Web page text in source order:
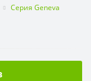
Серия Geneva